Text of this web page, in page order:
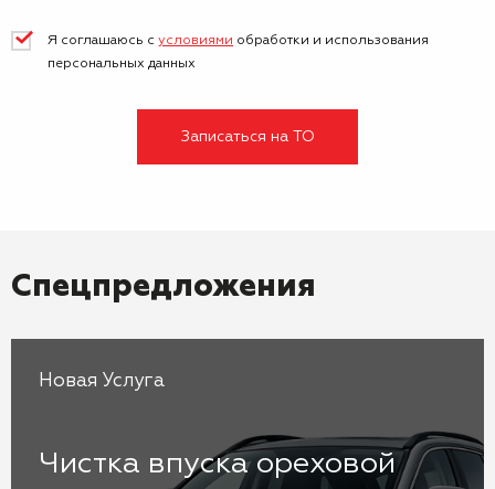
Я соглашаюсь с условиями обработки и использования
персональных данных
Записаться на ТО
Спецпредложения
Новая Услуга
Чистка впуска ореховой